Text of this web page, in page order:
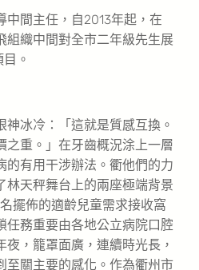
間主任，自2013年起，在
組織中間對全市二年級先生展
。
冰冷：「這就是質感互換。
之重。」在牙齒概況涂上一層
的有用干涉辦法。衢他們的力
林天秤舞台上的兩座極端背景
擺佈的適齡兒童需求接收窩
任務重要由各地公立病院口腔
，籠罩面廣，連續時光長，
至關主要的感化。作為衢州市